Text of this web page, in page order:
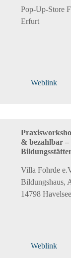
Pop-Up-Store
Erfurt
Weblink
& bezahlbar –
Villa Fohrde
Bildungshaus,
14798
Weblink